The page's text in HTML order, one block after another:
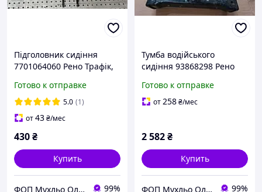
Підголовник сидіння
7701064060 Рено Трафік,
Прімастар
Готово к отправке
5.0 (1)
от43₴/мес
430₴
Купить
ФОП Мухльо Олег Олександрович 99%
Тумба водійського
сидіння 93868298 Рено
Фіат Таленто, Ніссан NV
300
Готово к отправке
от258₴/мес
2 582₴
Купить
ФОП Мухльо Олег Олександрович 99%